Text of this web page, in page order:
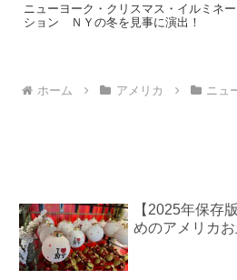
ニューヨーク・クリスマス・イルミネー
ション ＮＹの冬を見事に演出！
ホーム アメリカ ニュ
【2025年保存
めのアメリカお